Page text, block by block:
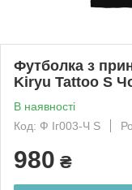
Футболка з
Kiryu Tattoo S
В наявності
Код: Ф Іг003-Ч S
980 ₴